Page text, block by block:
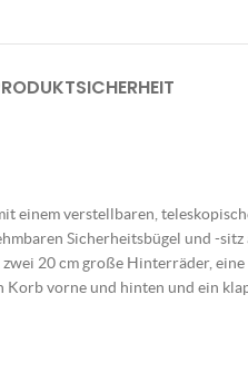
verstellbaren,
Sicherheitsbügel und -
20 cm große Hinterräder,
vorne und hinten und ein